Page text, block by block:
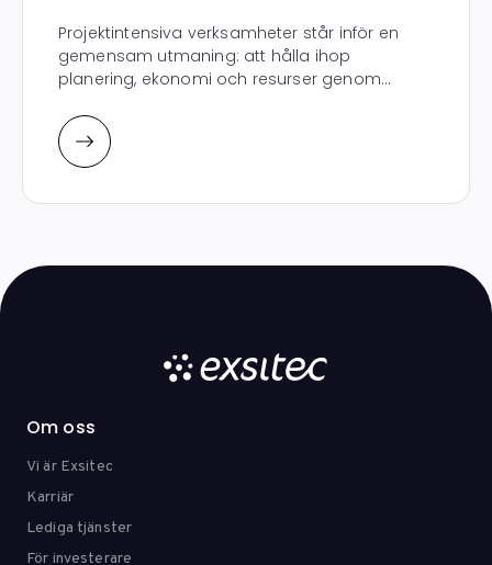
Projektintensiva verksamheter står inför en
gemensam utmaning: att hålla ihop
planering, ekonomi och resurser genom...
Om oss
Vi är Exsitec
Karriär
Lediga tjänster
För investerare